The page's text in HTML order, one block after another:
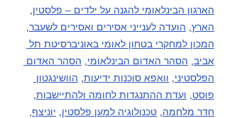
הארגון הבינלאומי להגנה על ילדים – פלסטין
הארץ הועדה לענייני אסירים ואסירים לשעבר
המכון למחקרי בטחון לאומי באוניברסיטת תל
אביב הסהר האדום הבינלאומי
הסהר האדום
הפלסטיני
וואפא סוכנות ידיעות הוושינגטון
פוסט
ועדת ההתנגדות לחומה ולהתיישבות
חדר מלחמה טכנולוגיה למען פלסטין יוניצף